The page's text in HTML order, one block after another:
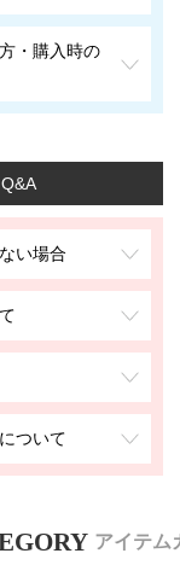
・購入時の
Q&A
い場合
ついて
アイテム